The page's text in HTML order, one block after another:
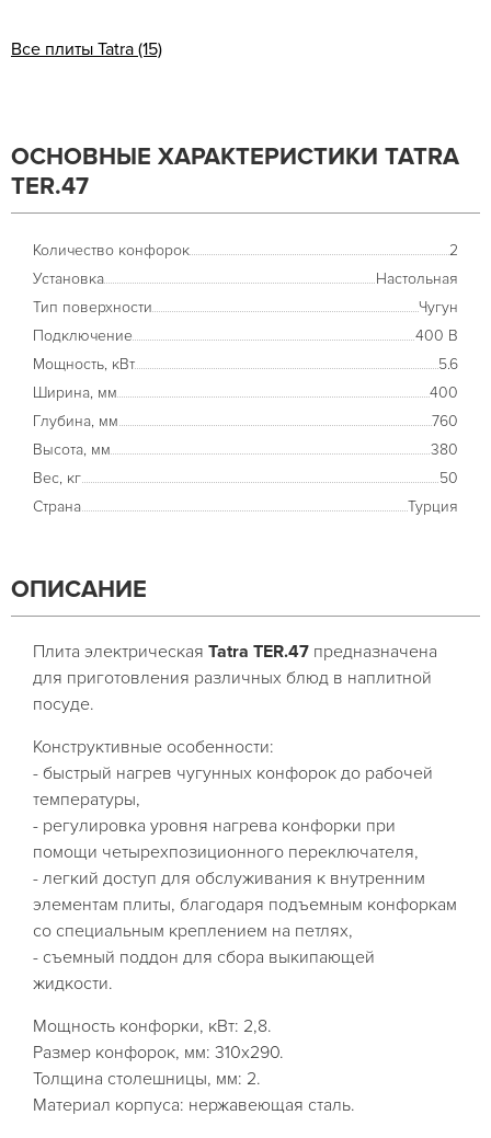
Все плиты Tatra (15)
ОСНОВНЫЕ ХАРАКТЕРИСТИКИ TATRA
TER.47
Количество конфорок
2
Установка
Настольная
Тип поверхности
Чугун
Подключение
400 В
Мощность, кВт
5.6
Ширина, мм
400
Глубина, мм
760
Высота, мм
380
Вес, кг
50
Страна
Турция
ОПИСАНИЕ
Плита электрическая Tatra TER.47 предназначена
для приготовления различных блюд в наплитной
посуде.
Конструктивные особенности:
- быстрый нагрев чугунных конфорок до рабочей
температуры,
- регулировка уровня нагрева конфорки при
помощи четырехпозиционного переключателя,
- легкий доступ для обслуживания к внутренним
элементам плиты, благодаря подъемным конфоркам
со специальным креплением на петлях,
- съемный поддон для сбора выкипающей
жидкости.
Мощность конфорки, кВт: 2,8.
Размер конфорок, мм: 310х290.
Толщина столешницы, мм: 2.
Материал корпуса: нержавеющая сталь.